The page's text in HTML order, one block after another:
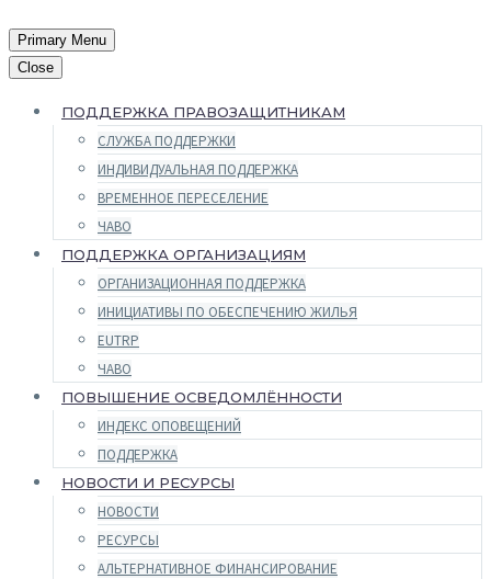
Primary Menu
Close
ПОДДЕРЖКА ПРАВОЗАЩИТНИКАМ
СЛУЖБА ПОДДЕРЖКИ
ИНДИВИДУАЛЬНАЯ ПОДДЕРЖКА
ВРЕМЕННОЕ ПЕРЕСЕЛЕНИЕ
ЧАВО
ПОДДЕРЖКА ОРГАНИЗАЦИЯМ
ОРГАНИЗАЦИОННАЯ ПОДДЕРЖКА
ИНИЦИАТИВЫ ПО ОБЕСПЕЧЕНИЮ ЖИЛЬЯ
EUTRP
ЧАВО
ПОВЫШЕНИЕ ОСВЕДОМЛЁННОСТИ
ИНДЕКС ОПОВЕЩЕНИЙ
ПОДДЕРЖКА
НОВОСТИ И РЕСУРСЫ
НОВОСТИ
РЕСУРСЫ
АЛЬТЕРНАТИВНОЕ ФИНАНСИРОВАНИЕ